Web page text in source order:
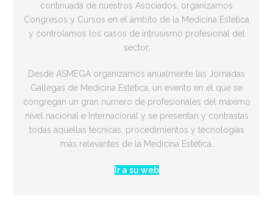
continuada de nuestros Asociados, organizamos
Congresos y Cursos en el ámbito de la Medicina Estética
y controlamos los casos de intrusismo profesional del
sector.
Desde ASMEGA organizamos anualmente las Jornadas
Gallegas de Medicina Estética, un evento en el que se
congregan un gran número de profesionales del máximo
nivel nacional e Internacional y se presentan y contrastas
todas aquellas técnicas, procedimientos y tecnologías
más relevantes de la Medicina Estética.
Ir a su web